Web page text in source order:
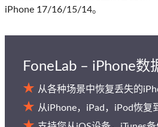
iPhone 17/16/15/14。
FoneLab – iPhone数
从各种场景中恢复丢失的
从iPhone，iPad，iPod恢复